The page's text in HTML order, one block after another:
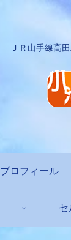
ＪＲ山手線高
プロフィール
セ